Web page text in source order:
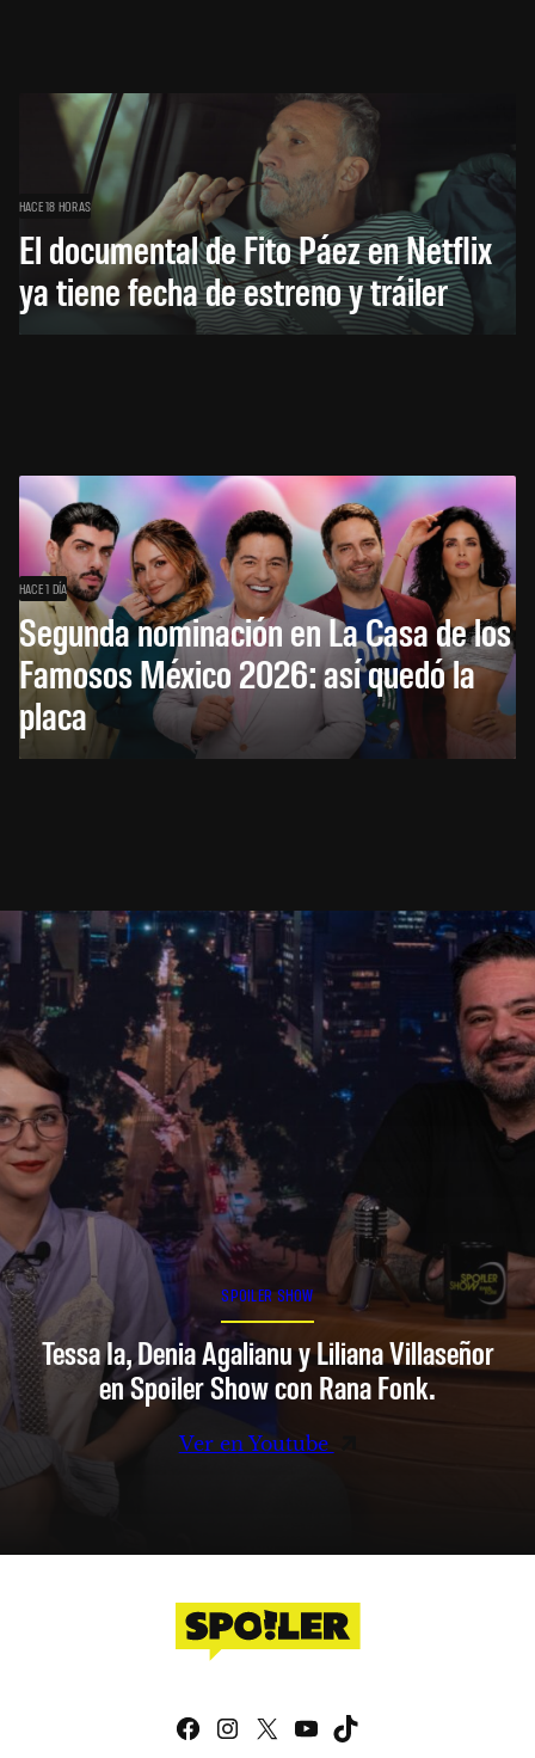
HACE 18 HORAS
El documental de Fito Páez en Netflix
ya tiene fecha de estreno y tráiler
HACE 1 DÍA
Segunda nominación en La Casa de los
Famosos México 2026: así quedó la
placa
SPOILER SHOW
Tessa Ia, Denia Agalianu y Liliana Villaseñor
en Spoiler Show con Rana Fonk.
Ver en Youtube
Facebook
Instagram
X YouTube